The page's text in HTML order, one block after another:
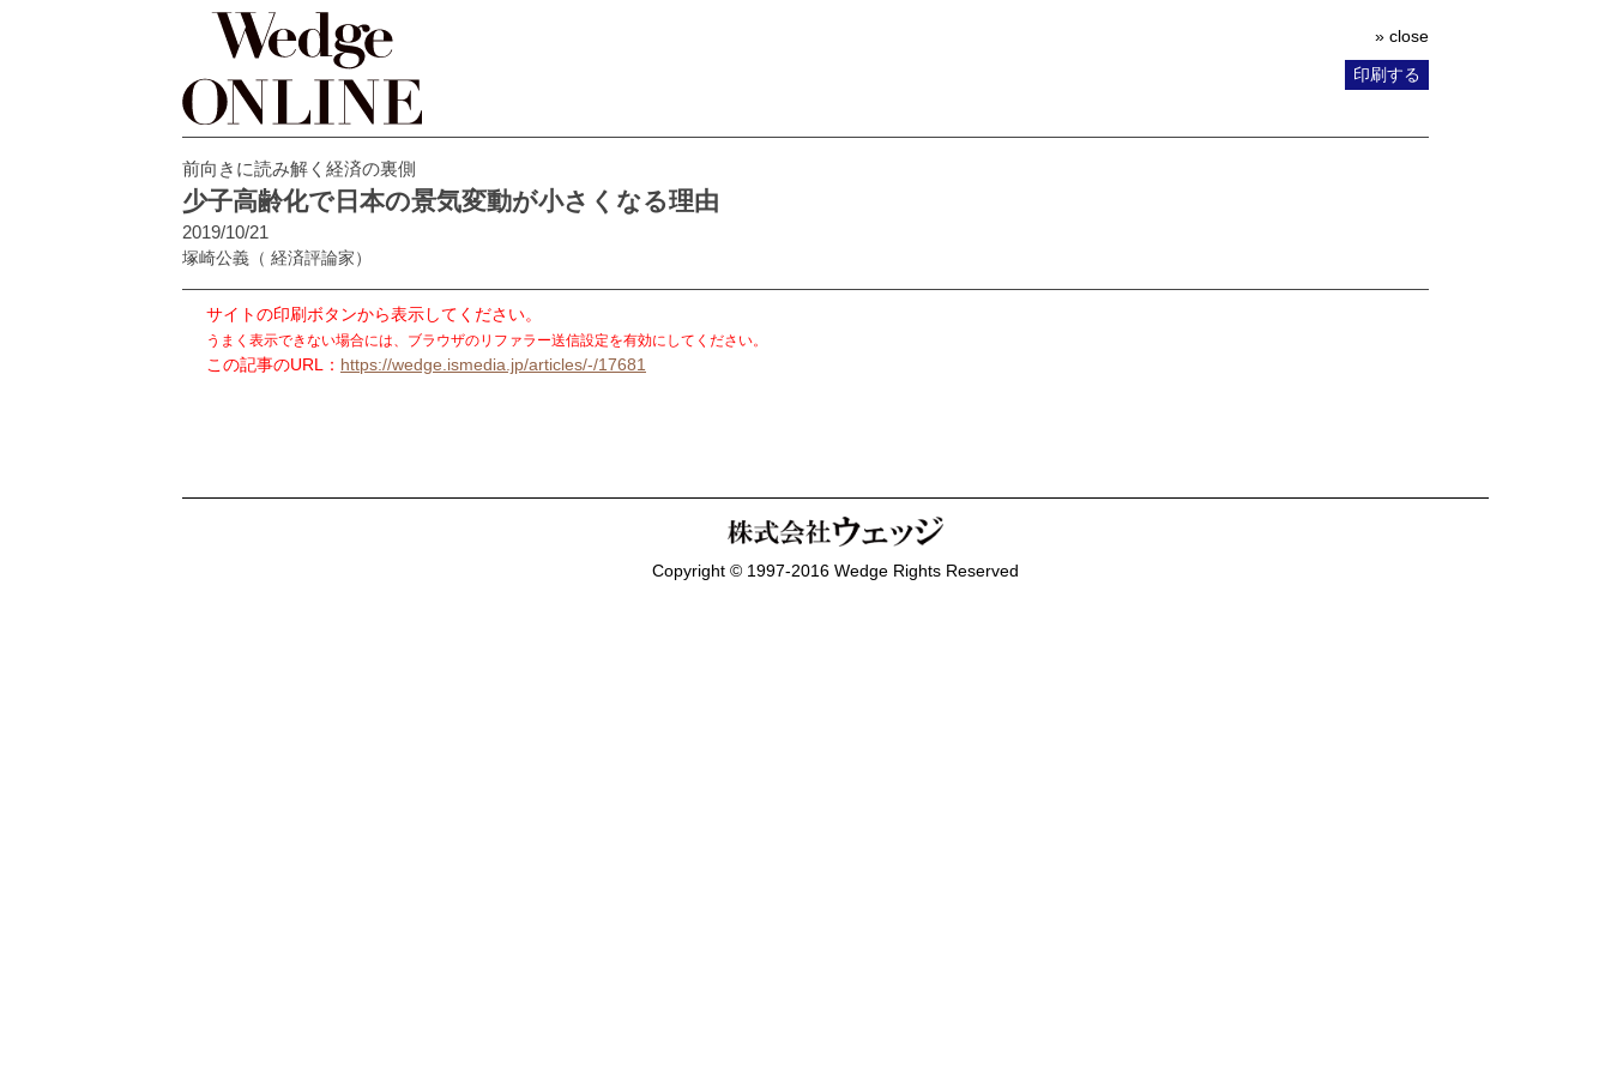
» close
印刷する
前向きに読み解く経済の裏側
少子高齢化で日本の景気変動が小さくなる理由
2019/10/21
塚崎公義 （ 経済評論家）
サイトの印刷ボタンから表示してください。
うまく表示できない場合には、ブラウザのリファラー送信設定を有効にしてください。
この記事のURL： https://wedge.ismedia.jp/articles/-/17681
Copyright © 1997-2016 Wedge Rights Reserved